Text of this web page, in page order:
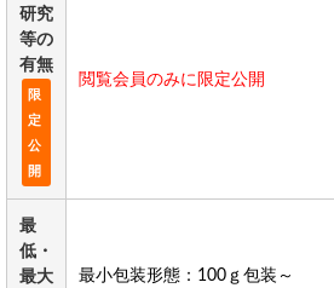
研究
等の
有無
限
定
公
開
閲覧会員のみに限定公開
最
低・
最大
最小包装形態：100ｇ包装～